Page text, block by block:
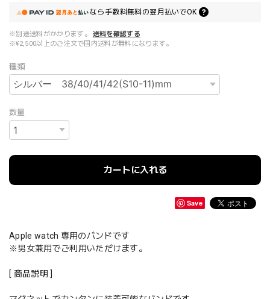
なら 手数料無料の翌月払いでOK
※別途送料がかかります。
送料を確認する
※¥2,500以上のご注文で国内送料が無料になります。
種類
数量
カートに入れる
Save
Apple watch 専用のバンドです
※男女兼用でご利用いただけます。
[ 商品説明 ]